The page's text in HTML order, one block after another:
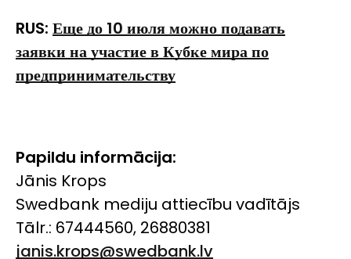
RUS: Еще до 10 июля можно подавать
заявки на участие в Кубке мира по
предпринимательству
Papildu informācija:
Jānis Krops
Swedbank mediju attiecību vadītājs
Tālr.: 67444560, 26880381
janis.krops@swedbank.lv